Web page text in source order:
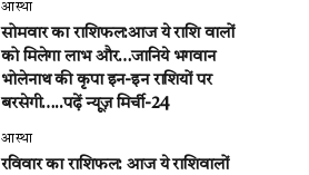
आस्था
सोमवार का राशिफल:आज ये राशि वालों
को मिलेगा लाभ और…जानिये भगवान
भोलेनाथ की कृपा इन-इन राशियों पर
बरसेगी…..पढ़ें न्यूज़ मिर्ची-24
आस्था
रविवार का राशिफल: आज ये राशिवालों